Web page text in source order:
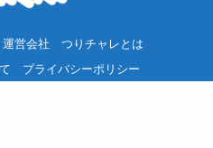
運営会社
つりチャレとは
プライバシーポリシー